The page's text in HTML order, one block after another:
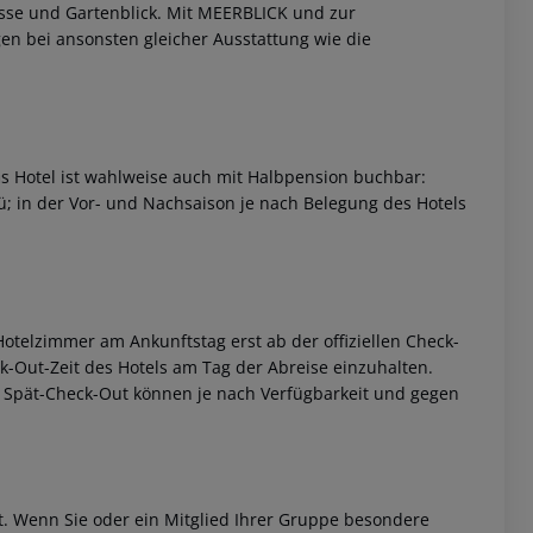
und Gartenblick. Mit MEERBLICK und zur
bei ansonsten gleicher Ausstattung wie die
Hotel ist wahlweise auch mit Halbpension buchbar:
in der Vor- und Nachsaison je nach Belegung des Hotels
am Ankunftstag erst ab der offiziellen Check-
Out-Zeit des Hotels am Tag der Abreise einzuhalten.
Check-Out können je nach Verfügbarkeit und gegen
Sie oder ein Mitglied Ihrer Gruppe besondere